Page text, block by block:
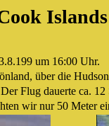
um 16:00 Uhr.
über die
Flug dauerte ca.
wir nur 50 Meter